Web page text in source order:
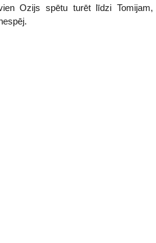
Ozijs spētu turēt līdzi Tomijam,